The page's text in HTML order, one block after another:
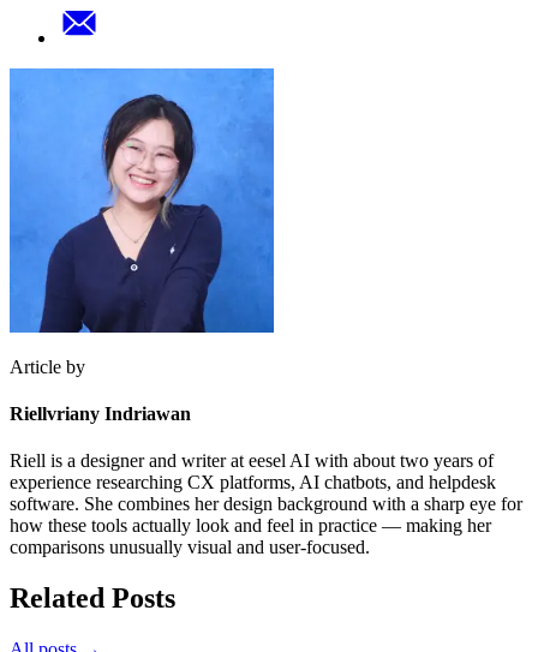
Article by
Riellvriany Indriawan
Riell is a designer and writer at eesel AI with about two years of
experience researching CX platforms, AI chatbots, and helpdesk
software. She combines her design background with a sharp eye for
how these tools actually look and feel in practice — making her
comparisons unusually visual and user-focused.
Related Posts